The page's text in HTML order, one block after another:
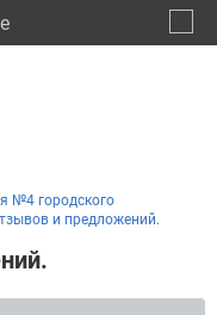
№4 городского
и предложений.